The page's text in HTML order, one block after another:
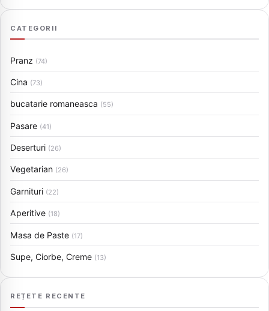
CATEGORII
Pranz (74)
Cina (73)
bucatarie romaneasca (55)
Pasare (41)
Deserturi (26)
Vegetarian (26)
Garnituri (22)
Aperitive (18)
Masa de Paste (17)
Supe, Ciorbe, Creme (13)
REȚETE RECENTE